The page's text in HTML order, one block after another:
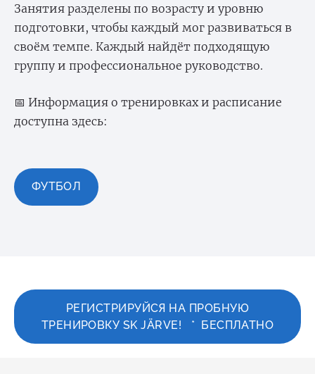
Занятия разделены по возрасту и уровню
подготовки, чтобы каждый мог развиваться в
своём темпе. Каждый найдёт подходящую
группу и профессиональное руководство.
📅 Информация о тренировках и расписание
доступна здесь:
ФУТБОЛ
РЕГИСТРИРУЙСЯ НА ПРОБНУЮ
ТРЕНИРОВКУ SK JÄRVE! * БЕСПЛАТНО